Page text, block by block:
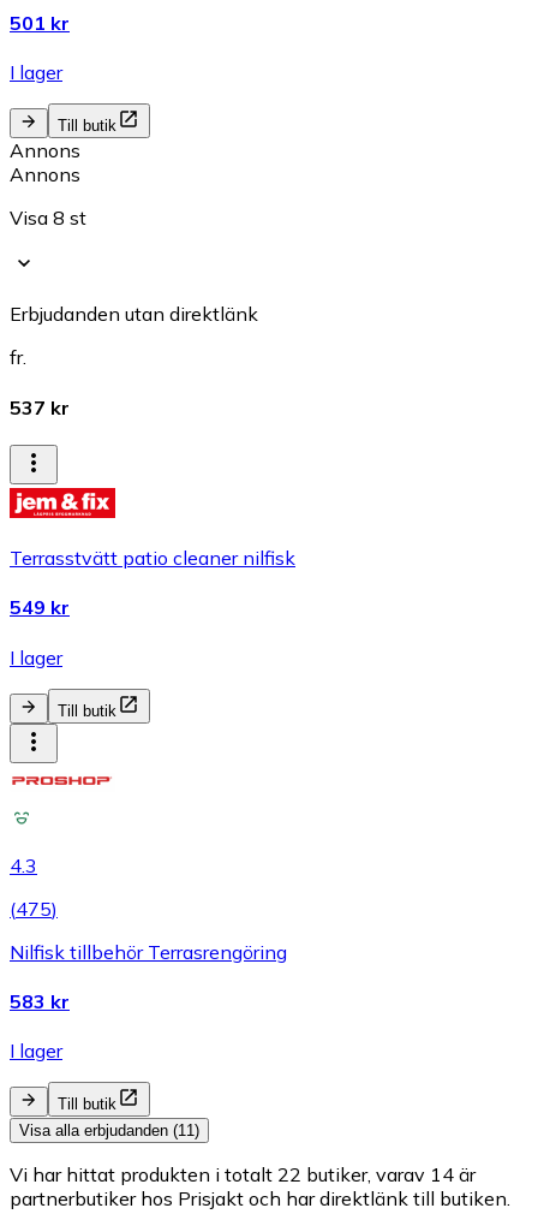
501 kr
I lager
Till butik
Annons
Annons
Visa 8 st
Erbjudanden utan direktlänk
fr.
537 kr
Terrasstvätt patio cleaner nilfisk
549 kr
I lager
Till butik
4.3
(475)
Nilfisk tillbehör Terrasrengöring
583 kr
I lager
Till butik
Visa alla erbjudanden (11)
Vi har hittat produkten i totalt 22 butiker, varav 14 är
partnerbutiker hos Prisjakt och har direktlänk till butiken.